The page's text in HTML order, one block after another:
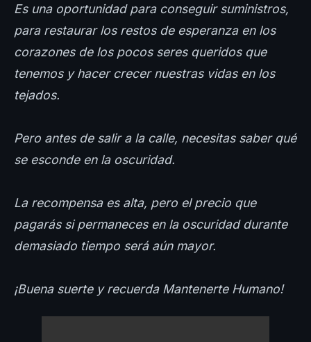
Es una oportunidad para conseguir suministros,
para restaurar los restos de esperanza en los
corazones de los pocos seres queridos que
tenemos y hacer crecer nuestras vidas en los
tejados.
Pero antes de salir a la calle, necesitas saber qué
se esconde en la oscuridad.
La recompensa es alta, pero el precio que
pagarás si permaneces en la oscuridad durante
demasiado tiempo será aún mayor.
¡Buena suerte y recuerda Mantenerte Humano!